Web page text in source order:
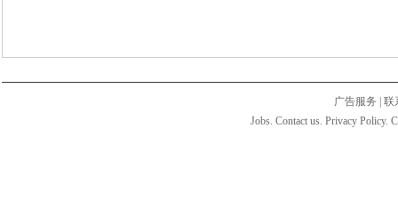
广告服务
联
Jobs. Contact us. Privacy Policy.